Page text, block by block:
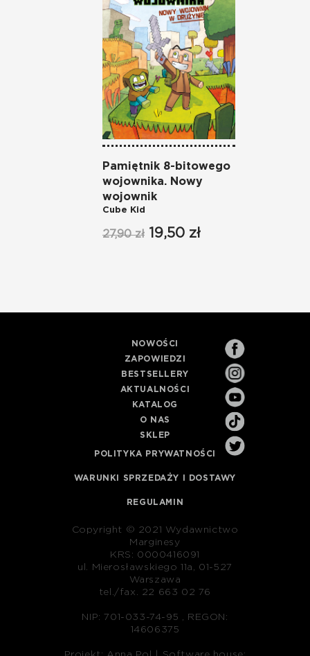
Pamiętnik 8-bitowego
wojownika. Nowy
wojownik
Cube Kid
27,90 zł 19,50 zł
NOWOŚCI
ZAPOWIEDZI
BESTSELLERY
AKTUALNOŚCI
KATALOG
O NAS
SKLEP
POLITYKA PRYWATNOŚCI
WARUNKI SPRZEDAŻY I DOSTAWY
REGULAMIN
Copyright © 2021 Wydawnictwo
Marginesy
KRS: 0000416091
ul. Mierosławskiego 11a, 01-527
Warszawa
tel./fax. 22 663 02 76
NIP: 701-033-74-95 , REGON:
14606375